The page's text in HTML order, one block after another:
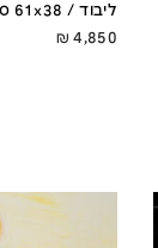
ליבוד / 61x38 ס''מ
4,850
₪